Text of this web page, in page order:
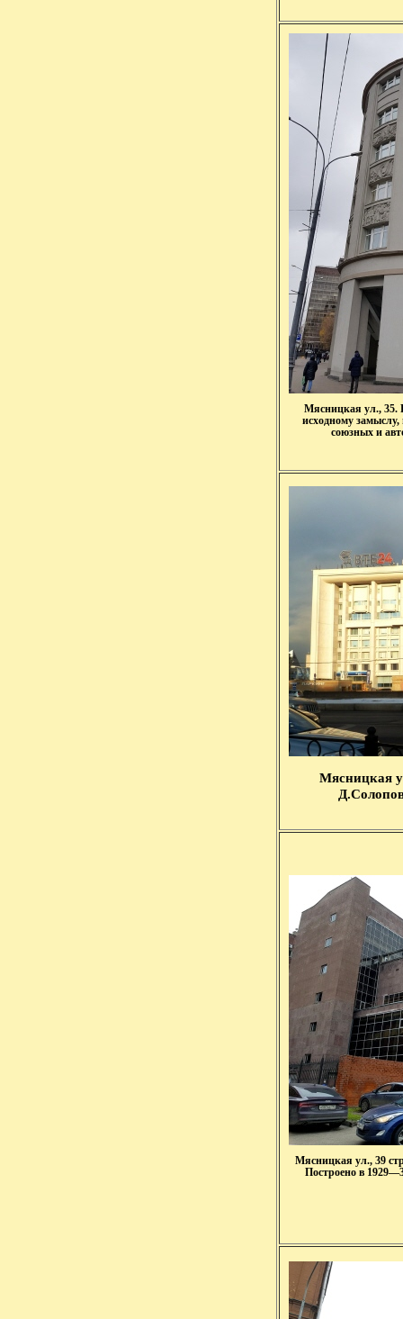
Мясницкая ул., 35.
исходному
союзных и
Мясницкая
Мясницкая ул., 39
Построено в